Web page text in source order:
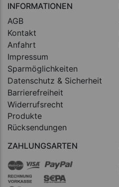
INFORMATIONEN
AGB
Kontakt
Anfahrt
Impressum
Sparmöglichkeiten
Datenschutz & Sicherheit
Barrierefreiheit
Widerrufsrecht
Produkte
Rücksendungen
ZAHLUNGSARTEN